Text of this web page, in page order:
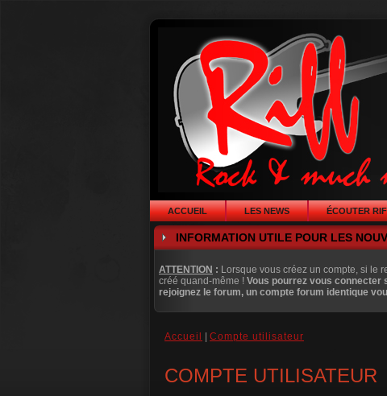
ACCUEIL LES NEWS ÉCOUTER
INFORMATION UTILE POUR LES
ATTENTION : Lorsque vous créez un compte, si le
créé quand-même ! Vous pourrez vous connecter
rejoignez le forum, un compte forum identique
Accueil Compte utilisateur
COMPTE UTILISATEUR